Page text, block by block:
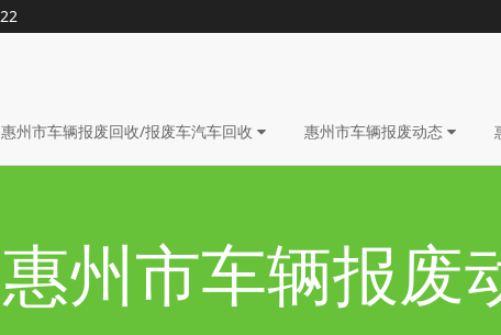
惠州市车辆报废回收/报废车汽车回收 惠州市车辆报废动态
惠州市车辆报废